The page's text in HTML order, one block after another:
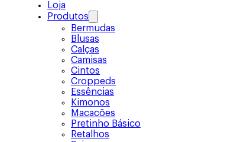
Loja
Produtos
Bermudas
Blusas
Calças
Camisas
Cintos
Croppeds
Essências
Kimonos
Macacões
Pretinho Básico
Retalhos